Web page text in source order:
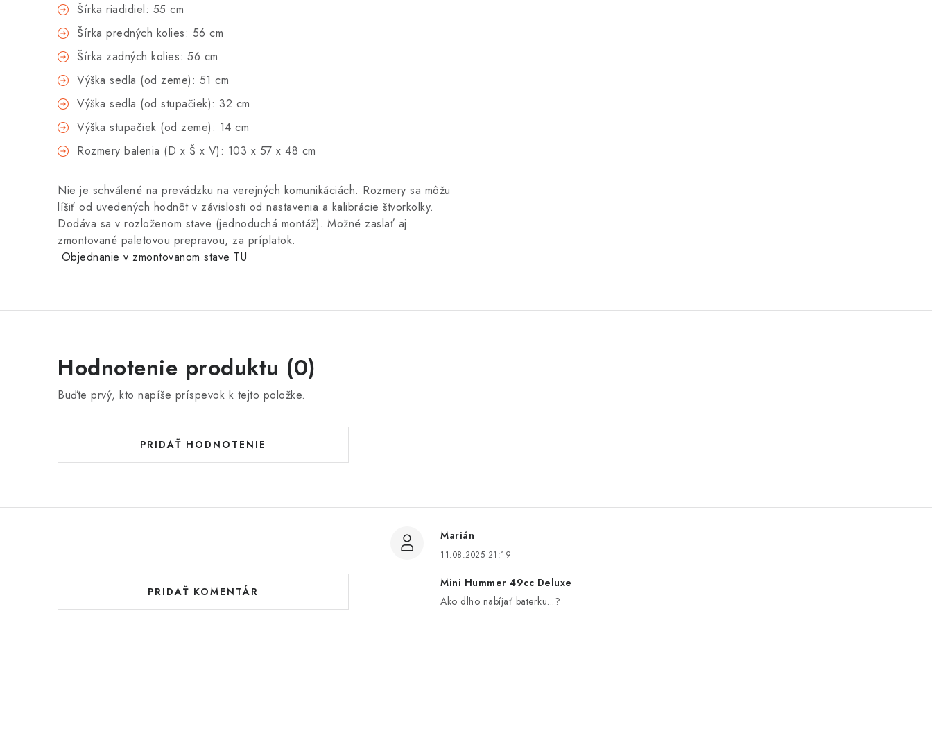
Šírka riadidiel: 55 cm
Šírka predných kolies: 56 cm
Šírka zadných kolies: 56 cm
Výška sedla (od zeme): 51 cm
Výška sedla (od stupačiek): 32 cm
Výška stupačiek (od zeme): 14 cm
Rozmery balenia (D x Š x V): 103 x 57 x 48 cm
Nie je schválené na prevádzku na verejných komunikáciách. Rozmery sa môžu
líšiť od uvedených hodnôt v závislosti od nastavenia a kalibrácie štvorkolky.
Dodáva sa v rozloženom stave (jednoduchá montáž). Možné zaslať aj
zmontované paletovou prepravou, za príplatok.
Objednanie v zmontovanom stave TU
Hodnotenie produktu (0)
Buďte prvý, kto napíše príspevok k tejto položke.
PRIDAŤ HODNOTENIE
PRIDAŤ KOMENTÁR
Marián
11.08.2025 21:19
Mini Hummer 49cc Deluxe
Ako dlho nabíjať baterku...?